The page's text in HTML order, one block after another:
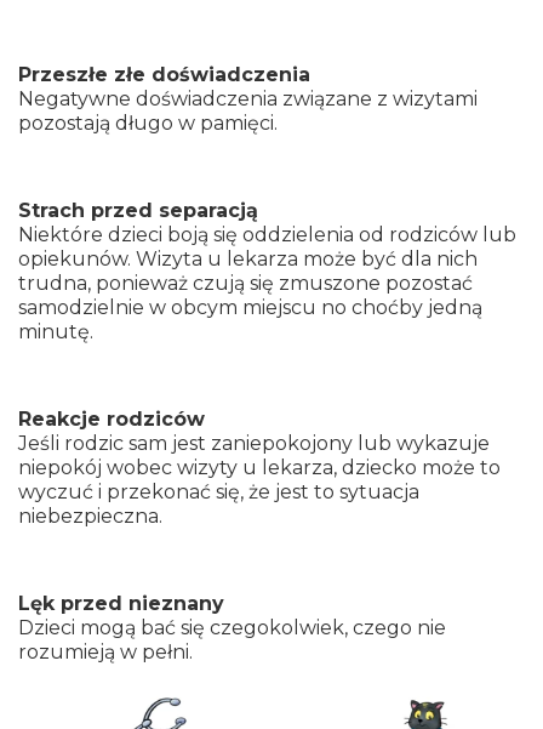
Przeszłe złe doświadczenia
Negatywne doświadczenia związane z wizytami
pozostają długo w pamięci.
Strach przed separacją
Niektóre dzieci boją się oddzielenia od rodziców lub
opiekunów. Wizyta u lekarza może być dla nich
trudna, ponieważ czują się zmuszone pozostać
samodzielnie w obcym miejscu no choćby jedną
minutę.
Reakcje rodziców
Jeśli rodzic sam jest zaniepokojony lub wykazuje
niepokój wobec wizyty u lekarza, dziecko może to
wyczuć i przekonać się, że jest to sytuacja
niebezpieczna.
Lęk przed nieznany
Dzieci mogą bać się czegokolwiek, czego nie
rozumieją w pełni.